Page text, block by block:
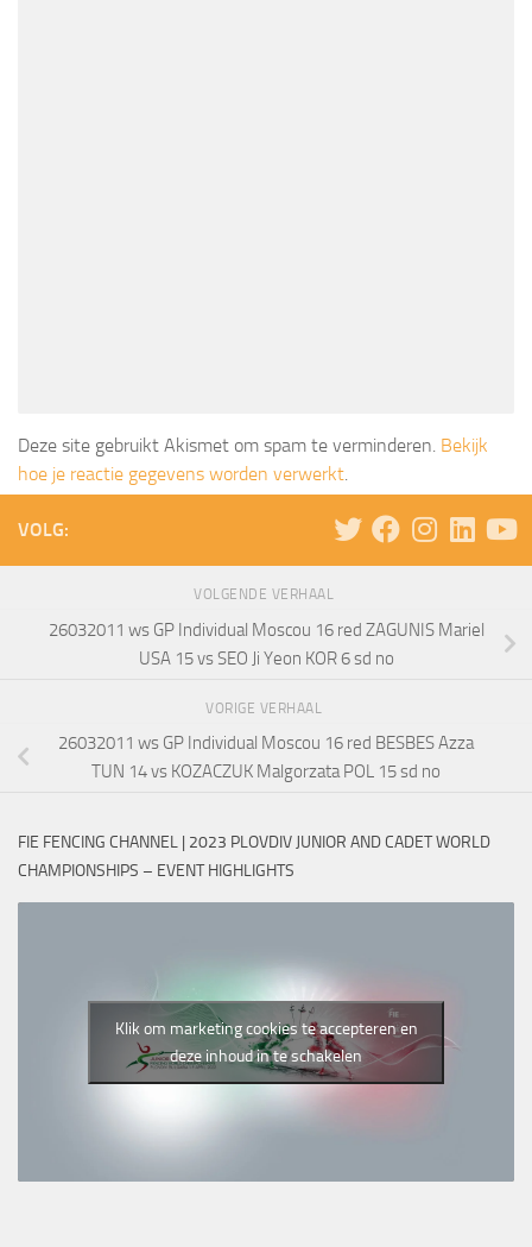
Deze site gebruikt Akismet om spam te verminderen. Bekijk
hoe je reactie gegevens worden verwerkt.
VOLG:
VOLGENDE VERHAAL
26032011 ws GP Individual Moscou 16 red ZAGUNIS Mariel
USA 15 vs SEO Ji Yeon KOR 6 sd no
VORIGE VERHAAL
26032011 ws GP Individual Moscou 16 red BESBES Azza
TUN 14 vs KOZACZUK Malgorzata POL 15 sd no
FIE FENCING CHANNEL | 2023 PLOVDIV JUNIOR AND CADET WORLD
CHAMPIONSHIPS – EVENT HIGHLIGHTS
Klik om marketing cookies te accepteren en
deze inhoud in te schakelen